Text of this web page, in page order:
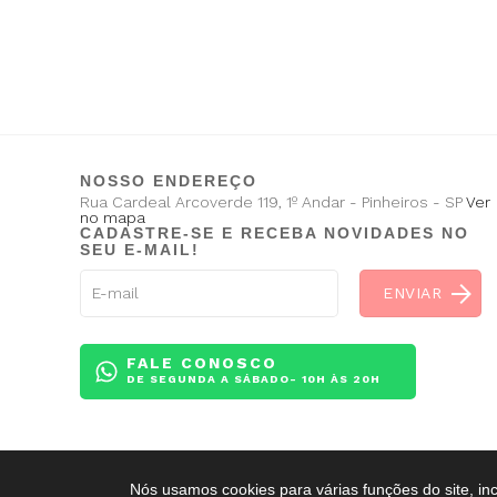
NOSSO ENDEREÇO
Rua Cardeal Arcoverde 119, 1º Andar - Pinheiros - SPVer
no mapa
CADASTRE-SE E RECEBA NOVIDADES NO
SEU E-MAIL!
FALE CONOSCO
DE SEGUNDA A SÁBADO- 10H ÀS 20H
Nós usamos cookies para várias funções do site,